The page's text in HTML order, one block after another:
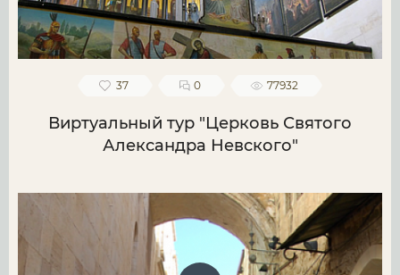
37 0 77932
Виртуальный тур "Церковь Святого
Александра Невского"